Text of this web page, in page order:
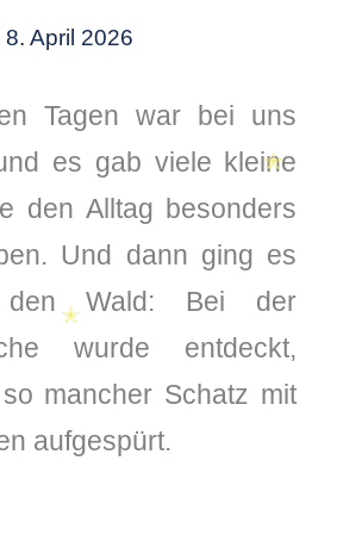
8. April 2026
Tagen war bei uns
es gab viele kleine
den Alltag besonders
Und dann ging es
Wald: Bei der
wurde entdeckt,
mancher Schatz mit
aufgespürt.
✭